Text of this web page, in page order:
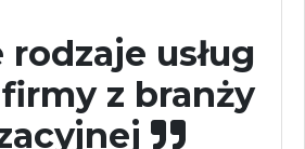
usług
z branży